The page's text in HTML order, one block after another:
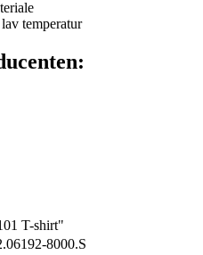
temperatur
T-shirt"
8000.S